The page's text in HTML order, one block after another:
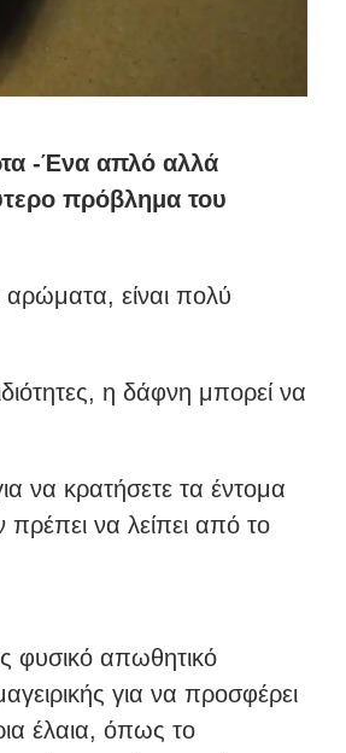
-Ένα απλό αλλά
πρόβλημα του
είναι πολύ
η δάφνη μπορεί να
να κρατήσετε τα έντομα
να λείπει από το
φυσικό απωθητικό
για να προσφέρει
έλαια, όπως το